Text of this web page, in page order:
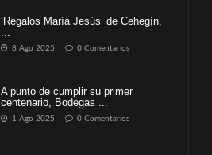
‘Regalos María Jesús’ de Cehegín,
...
8 Ago 2025 0 Comentarios
A punto de cumplir su primer
centenario, Bodegas ...
1 Ago 2025 0 Comentarios